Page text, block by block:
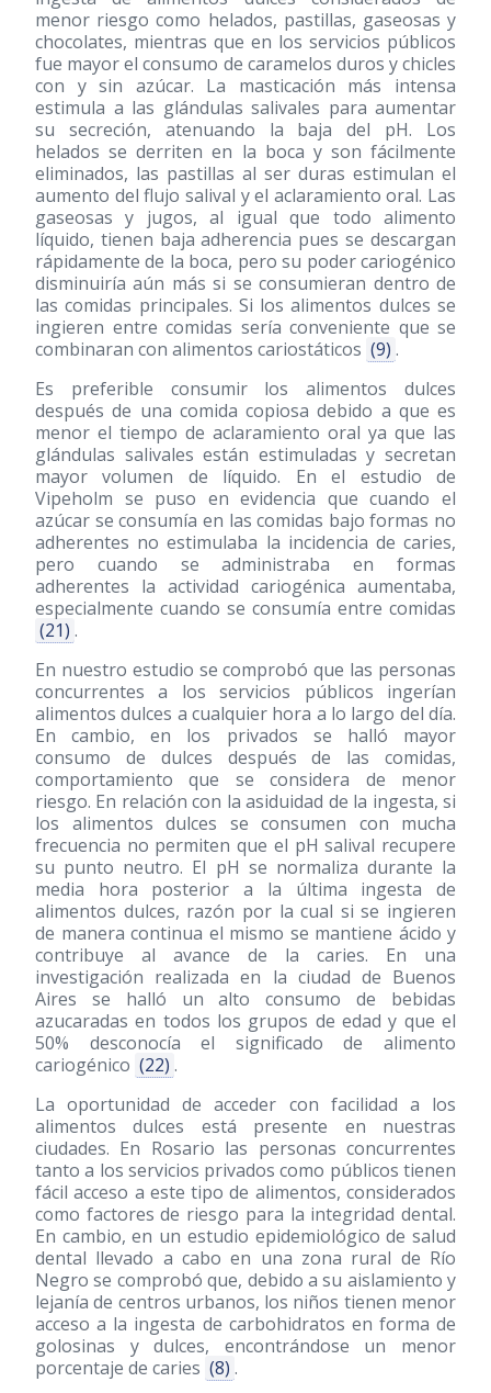
menor riesgo como helados, pastillas, gaseosas y
chocolates, mientras que en los servicios públicos
fue mayor el consumo de caramelos duros y chicles
con y sin azúcar. La masticación más intensa
estimula a las glándulas salivales para aumentar
su secreción, atenuando la baja del pH. Los
helados se derriten en la boca y son fácilmente
eliminados, las pastillas al ser duras estimulan el
aumento del flujo salival y el aclaramiento oral. Las
gaseosas y jugos, al igual que todo alimento
líquido, tienen baja adherencia pues se descargan
rápidamente de la boca, pero su poder cariogénico
disminuiría aún más si se consumieran dentro de
las comidas principales. Si los alimentos dulces se
ingieren entre comidas sería conveniente que se
combinaran con alimentos cariostáticos (9) .
Es preferible consumir los alimentos dulces
después de una comida copiosa debido a que es
menor el tiempo de aclaramiento oral ya que las
glándulas salivales están estimuladas y secretan
mayor volumen de líquido. En el estudio de
Vipeholm se puso en evidencia que cuando el
azúcar se consumía en las comidas bajo formas no
adherentes no estimulaba la incidencia de caries,
pero cuando se administraba en formas
adherentes la actividad cariogénica aumentaba,
especialmente cuando se consumía entre comidas
(21) .
En nuestro estudio se comprobó que las personas
concurrentes a los servicios públicos ingerían
alimentos dulces a cualquier hora a lo largo del día.
En cambio, en los privados se halló mayor
consumo de dulces después de las comidas,
comportamiento que se considera de menor
riesgo. En relación con la asiduidad de la ingesta, si
los alimentos dulces se consumen con mucha
frecuencia no permiten que el pH salival recupere
su punto neutro. El pH se normaliza durante la
media hora posterior a la última ingesta de
alimentos dulces, razón por la cual si se ingieren
de manera continua el mismo se mantiene ácido y
contribuye al avance de la caries. En una
investigación realizada en la ciudad de Buenos
Aires se halló un alto consumo de bebidas
azucaradas en todos los grupos de edad y que el
50% desconocía el significado de alimento
cariogénico (22) .
La oportunidad de acceder con facilidad a los
alimentos dulces está presente en nuestras
ciudades. En Rosario las personas concurrentes
tanto a los servicios privados como públicos tienen
fácil acceso a este tipo de alimentos, considerados
como factores de riesgo para la integridad dental.
En cambio, en un estudio epidemiológico de salud
dental llevado a cabo en una zona rural de Río
Negro se comprobó que, debido a su aislamiento y
lejanía de centros urbanos, los niños tienen menor
acceso a la ingesta de carbohidratos en forma de
golosinas y dulces, encontrándose un menor
porcentaje de caries (8) .